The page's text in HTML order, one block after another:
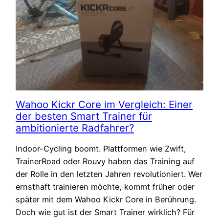
Wahoo Kickr Core im Vergleich: Einer
der besten Smart Trainer für
ambitionierte Radfahrer?
Indoor-Cycling boomt. Plattformen wie Zwift,
TrainerRoad oder Rouvy haben das Training auf
der Rolle in den letzten Jahren revolutioniert. Wer
ernsthaft trainieren möchte, kommt früher oder
später mit dem Wahoo Kickr Core in Berührung.
Doch wie gut ist der Smart Trainer wirklich? Für